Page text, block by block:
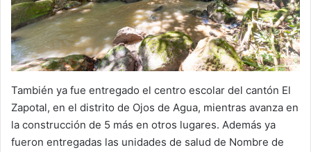
También ya fue entregado el centro escolar del cantón El
Zapotal, en el distrito de Ojos de Agua, mientras avanza en
la construcción de 5 más en otros lugares. Además ya
fueron entregadas las unidades de salud de Nombre de